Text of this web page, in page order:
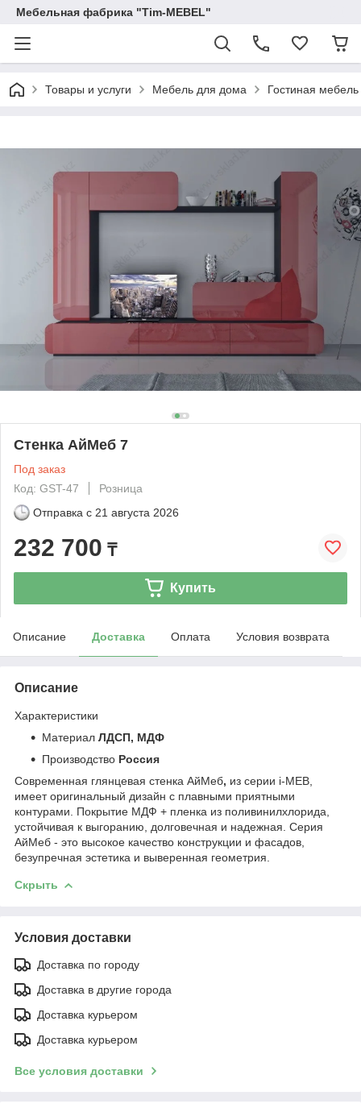
Мебельная фабрика "Tim-MEBEL"
Товары и услуги Мебель для дома Гостиная
Стенка АйМеб 7
Под заказ
Код: GST-47
Розница
Отправка с 21 августа 2026
232 700 ₸
Купить
Описание Доставка Оплата Условия возврата
Описание
Характеристики
Материал ЛДСП, МДФ
Производство Россия
Современная глянцевая стенка АйМеб, из серии i-MEB,
имеет оригинальный дизайн с плавными приятными
контурами. Покрытие МДФ + пленка из поливинилхлорида,
устойчивая к выгоранию, долговечная и надежная. Серия
АйМеб - это высокое качество конструкции и фасадов,
безупречная эстетика и выверенная геометрия.
Скрыть
Условия доставки
Доставка по городу
Доставка в другие города
Доставка курьером
Доставка курьером
Все условия доставки